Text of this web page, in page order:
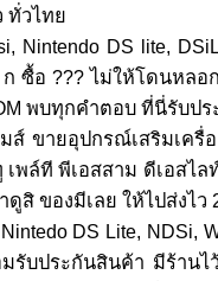
ทั่วไทย
Nintendo DS lite,
ก ซื้อ ??? ไม่ให้โดนหล
พบทุกคำตอบ ที่นี่รับ
มส์ ขายอุปกรณ์เสริมเครื่
เพล์ที พีเอสสาม ดีเอสไ
สิ ของมีเลย ให้ไปส่งไว
DS Lite, NDSi,
บประกันสินค้า มีร้านไ